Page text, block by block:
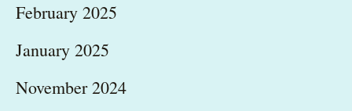
February 2025
January 2025
November 2024